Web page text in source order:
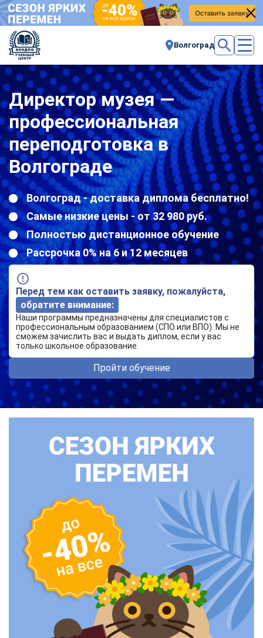
Волгоград
Директор музея —
профессиональная
переподготовка в
Волгограде
Волгоград - доставка диплома бесплатно!
Самые низкие цены - от 32 980 руб.
Полностью дистанционное обучение
Рассрочка 0% на 6 и 12 месяцев
Перед тем как оставить заявку, пожалуйста,
обратите внимание:
Наши программы предназначены для специалистов с
профессиональным образованием (СПО или ВПО). Мы не
сможем зачислить вас и выдать диплом, если у вас
только школьное образование.
Пройти обучение